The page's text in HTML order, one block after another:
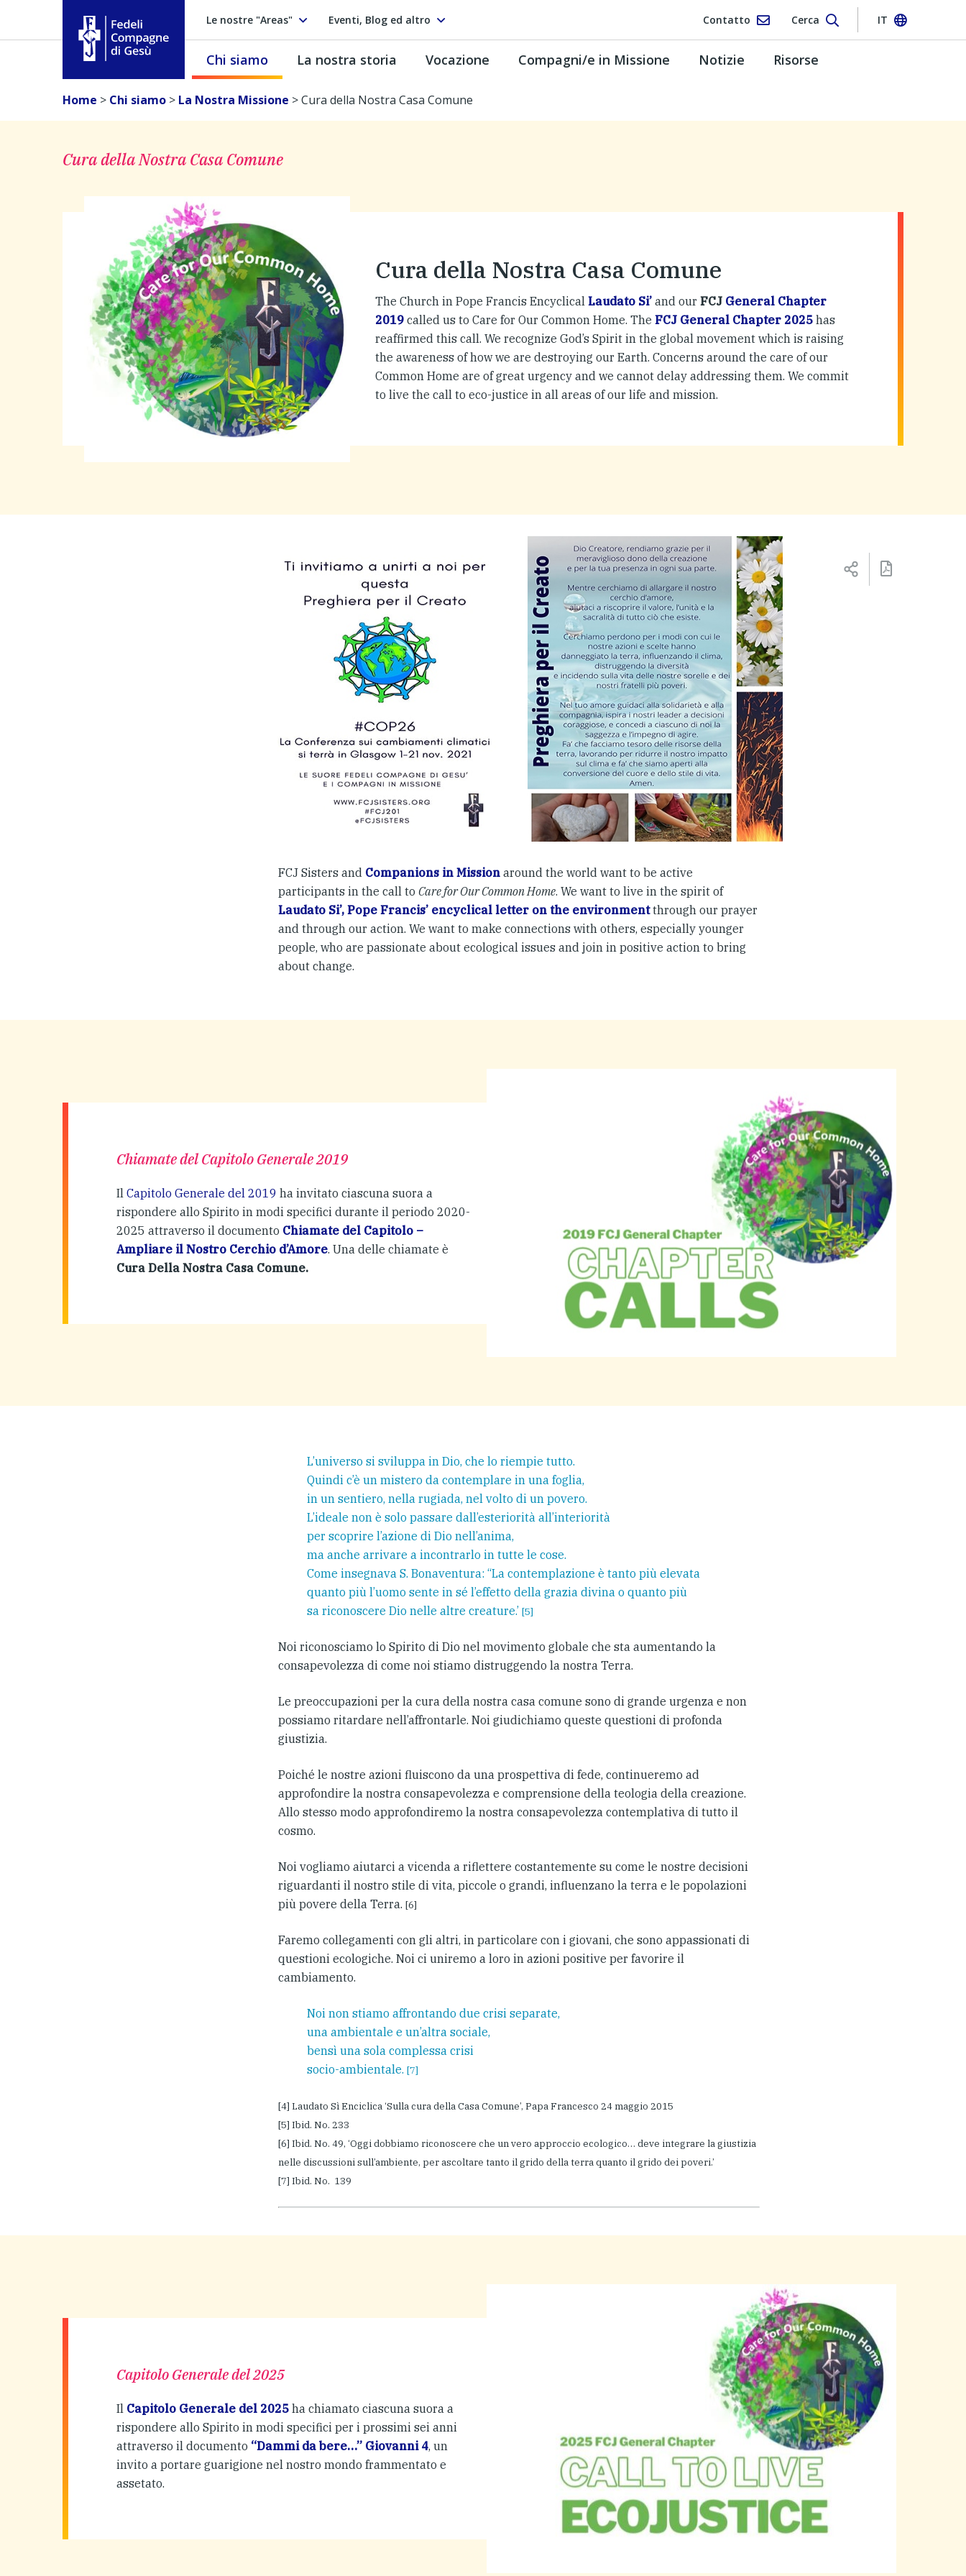
Le nostre "Areas" Eventi, Blog ed altro Contatto Cerca IT
Fedeli Compagne di Gesú
Chi siamo La nostra storia Vocazione Compagni/e in Missione Notizie Risorse
Home > Chi siamo > La Nostra Missione >Cura della Nostra Casa Comune
Cura della Nostra Casa Comune
Cura della Nostra Casa Comune
The Church in Pope Francis Encyclical Laudato Si’ and our FCJ General Chapter
2019 called us to Care for Our Common Home. The FCJ General Chapter 2025 has
reaffirmed this call. We recognize God’s Spirit in the global movement which is raising
the awareness of how we are destroying our Earth. Concerns around the care of our
Common Home are of great urgency and we cannot delay addressing them. We commit
to live the call to eco-justice in all areas of our life and mission.
FCJ Sisters and Companions in Mission around the world want to be active
participants in the call to Care for Our Common Home. We want to live in the spirit of
Laudato Si’, Pope Francis’ encyclical letter on the environmentthrough our prayer
and through our action. We want to make connections with others, especially younger
people, who are passionate about ecological issues and join in positive action to bring
about change.
Chiamate del Capitolo Generale 2019
Il Capitolo Generale del 2019 ha invitato ciascuna suora a
rispondere allo Spirito in modi specifici durante il periodo 2020-
2025 attraverso il documento Chiamate del Capitolo –
Ampliare il Nostro Cerchio d’Amore. Una delle chiamate è
Cura Della Nostra Casa Comune.
L’universo si sviluppa in Dio, che lo riempie tutto.
Quindi c’è un mistero da contemplare in una foglia,
in un sentiero, nella rugiada, nel volto di un povero.
L’ideale non è solo passare dall’esteriorità all’interiorità
per scoprire l’azione di Dio nell’anima,
ma anche arrivare a incontrarlo in tutte le cose.
Come insegnava S. Bonaventura: “La contemplazione è tanto più elevata
quanto più l’uomo sente in sé l’effetto della grazia divina o quanto più
sa riconoscere Dio nelle altre creature.’ [5]
Noi riconosciamo lo Spirito di Dio nel movimento globale che sta aumentando la
consapevolezza di come noi stiamo distruggendo la nostra Terra.
Le preoccupazioni per la cura della nostra casa comune sono di grande urgenza e non
possiamo ritardare nell’affrontarle. Noi giudichiamo queste questioni di profonda
giustizia.
Poiché le nostre azioni fluiscono da una prospettiva di fede, continueremo ad
approfondire la nostra consapevolezza e comprensione della teologia della creazione.
Allo stesso modo approfondiremo la nostra consapevolezza contemplativa di tutto il
cosmo.
Noi vogliamo aiutarci a vicenda a riflettere costantemente su come le nostre decisioni
riguardanti il nostro stile di vita, piccole o grandi, influenzano la terra e le popolazioni
più povere della Terra. [6]
Faremo collegamenti con gli altri, in particolare con i giovani, che sono appassionati di
questioni ecologiche. Noi ci uniremo a loro in azioni positive per favorire il
cambiamento.
Noi non stiamo affrontando due crisi separate,
una ambientale e un’altra sociale,
bensì una sola complessa crisi
socio-ambientale. [7]
[4] Laudato Sì Enciclica ‘Sulla cura della Casa Comune’, Papa Francesco 24 maggio 2015
[5] Ibid. No. 233
[6] Ibid. No. 49, ‘Oggi dobbiamo riconoscere che un vero approccio ecologico… deve integrare la giustizia
nelle discussioni sull’ambiente, per ascoltare tanto il grido della terra quanto il grido dei poveri.’
[7] Ibid. No. 139
Capitolo Generale del 2025
Il Capitolo Generale del 2025 ha chiamato ciascuna suora a
rispondere allo Spirito in modi specifici per i prossimi sei anni
attraverso il documento “Dammi da bere…” Giovanni 4, un
invito a portare guarigione nel nostro mondo frammentato e
assetato.